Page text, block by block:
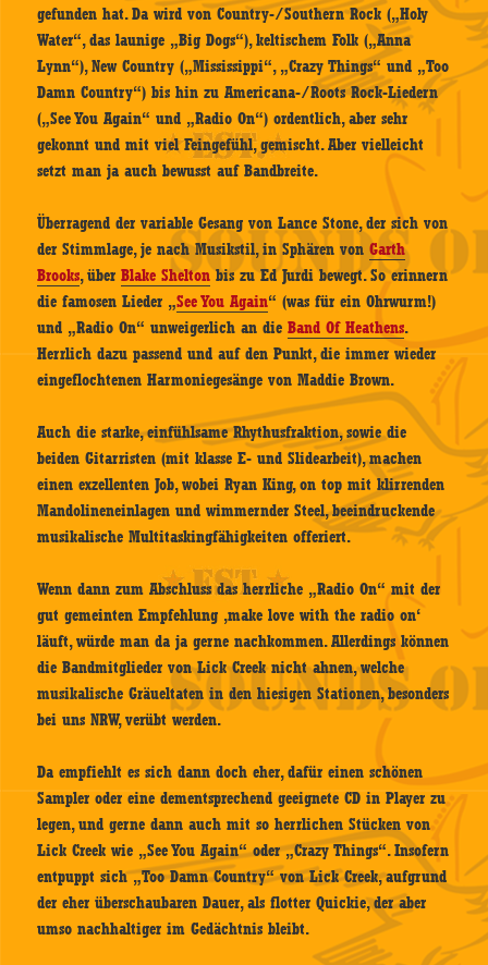
gefunden hat. Da wird von Country-/Southern Rock („Holy
Water“, das launige „Big Dogs“), keltischem Folk („Anna
Lynn“), New Country („Mississippi“, „Crazy Things“ und „Too
Damn Country“) bis hin zu Americana-/Roots Rock-Liedern
(„See You Again“ und „Radio On“) ordentlich, aber sehr
gekonnt und mit viel Feingefühl, gemischt. Aber vielleicht
setzt man ja auch bewusst auf Bandbreite.
Überragend der variable Gesang von Lance Stone, der sich von
der Stimmlage, je nach Musikstil, in Sphären vonGarth
Brooks, überBlake Sheltonbis zu Ed Jurdi bewegt. So erinnern
die famosen Lieder „See You Again“ (was für ein Ohrwurm!)
und „Radio On“ unweigerlich an dieBand Of Heathens.
Herrlich dazu passend und auf den Punkt, die immer wieder
eingeflochtenen Harmoniegesänge von Maddie Brown.
Auch die starke, einfühlsame Rhythusfraktion, sowie die
beiden Gitarristen (mit klasse E- und Slidearbeit), machen
einen exzellenten Job, wobei Ryan King, on top mit klirrenden
Mandolineneinlagen und wimmernder Steel, beeindruckende
musikalische Multitaskingfähigkeiten offeriert.
Wenn dann zum Abschluss das herrliche „Radio On“ mit der
gut gemeinten Empfehlung ‚make love with the radio on‘
läuft, würde man da ja gerne nachkommen. Allerdings können
die Bandmitglieder von Lick Creek nicht ahnen, welche
musikalische Gräueltaten in den hiesigen Stationen, besonders
bei uns NRW, verübt werden.
Da empfiehlt es sich dann doch eher, dafür einen schönen
Sampler oder eine dementsprechend geeignete CD in Player zu
legen, und gerne dann auch mit so herrlichen Stücken von
Lick Creek wie „See You Again“ oder „Crazy Things“. Insofern
entpuppt sich „Too Damn Country“ von Lick Creek, aufgrund
der eher überschaubaren Dauer, als flotter Quickie, der aber
umso nachhaltiger im Gedächtnis bleibt.